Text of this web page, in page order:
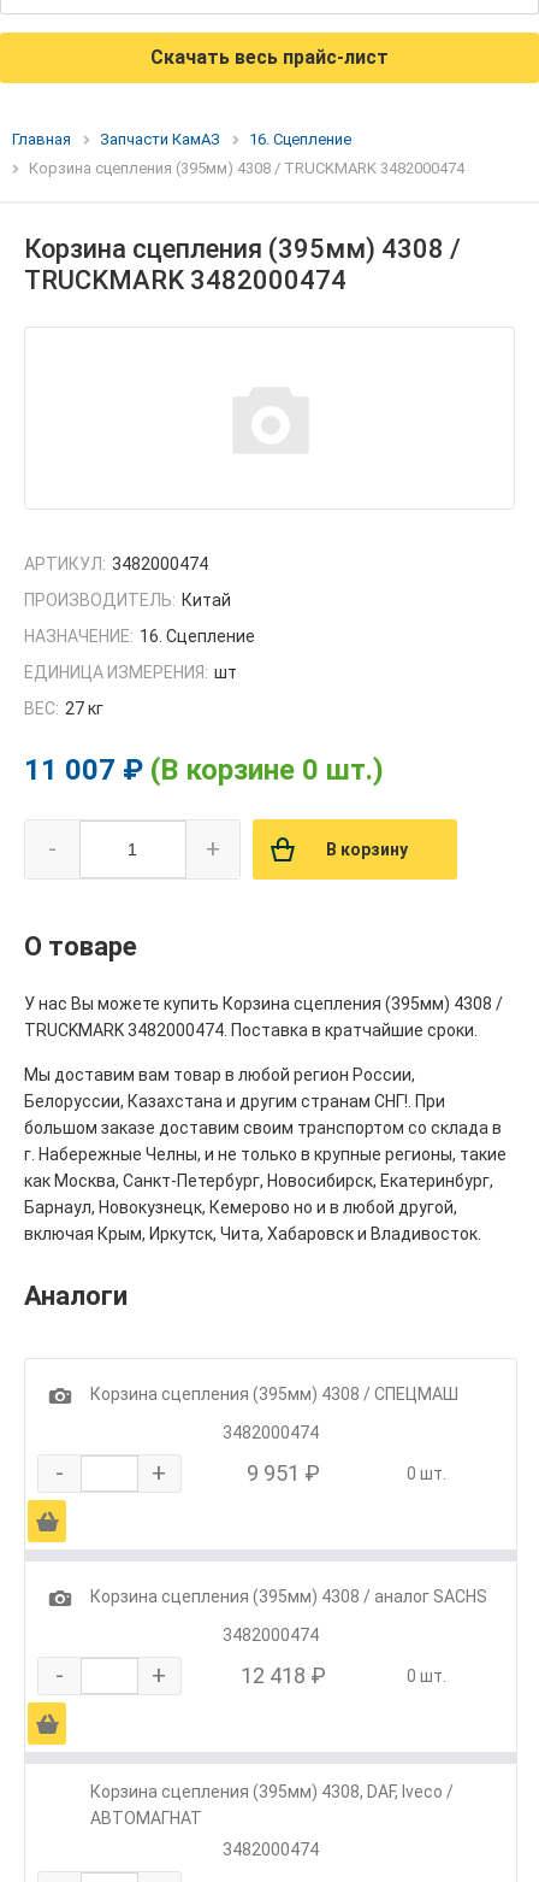
Скачать весь прайс-лист
Главная Запчасти КамАЗ
16. Сцепление
Корзина сцепления (395мм) 4308 / TRUCKMARK 3482000474
Корзина сцепления (395мм) 4308 /
TRUCKMARK 3482000474
АРТИКУЛ: 3482000474
ПРОИЗВОДИТЕЛЬ: Китай
НАЗНАЧЕНИЕ: 16. Сцепление
ЕДИНИЦА ИЗМЕРЕНИЯ: шт
ВЕС: 27 кг
11 007 ₽ (В корзине 0 шт.)
- + В корзину
О товаре
У нас Вы можете купить Корзина сцепления (395мм) 4308 /
TRUCKMARK 3482000474. Поставка в кратчайшие сроки.
Мы доставим вам товар в любой регион России,
Белоруссии, Казахстана и другим странам СНГ!. При
большом заказе доставим своим транспортом со склада в
г. Набережные Челны, и не только в крупные регионы, такие
как Москва, Санкт-Петербург, Новосибирск, Екатеринбург,
Барнаул, Новокузнецк, Кемерово но и в любой другой,
включая Крым, Иркутск, Чита, Хабаровск и Владивосток.
Аналоги
1
Корзина сцепления (395мм) 4308 / СПЕЦМАШ
3482000474
- + 9 951 ₽ 0 шт.
Ä
1
Корзина сцепления (395мм) 4308 / аналог SACHS
3482000474
- + 12 418 ₽ 0 шт.
Ä
Корзина сцепления (395мм) 4308, DAF, Iveco /
АВТОМАГНАТ
3482000474